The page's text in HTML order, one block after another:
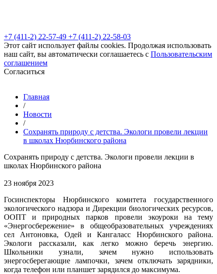
+7 (411-2) 22-57-49 +7 (411-2) 22-58-03
Этот сайт использует файлы cookies. Продолжая использовать
наш сайт, вы автоматически соглашаетесь с Пользовательским
соглашением
Согласиться
Главная
/
Новости
/
Сохранять природу с детства. Экологи провели лекции
в школах Нюрбинского района
Сохранять природу с детства. Экологи провели лекции в
школах Нюрбинского района
23 ноября 2023
Госинспекторы Нюрбинского комитета государственного
экологического надзора и Дирекции биологических ресурсов,
ООПТ и природных парков провели экоуроки на тему
«Энергосбережение» в общеобразовательных учреждениях
сел Антоновка, Одей и Кангаласс Нюрбинского района.
Экологи рассказали, как легко можно беречь энергию.
Школьники узнали, зачем нужно использовать
энергосберегающие лампочки, зачем отключать зарядники,
когда телефон или планшет зарядился до максимума.